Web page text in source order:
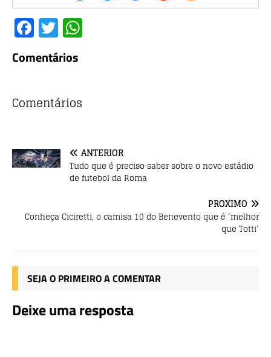
F
a
c
b
o
k
T
w
it
r
p
Comentários
Comentários
ANTERIOR
Tudo que é preciso saber sobre o novo estádio
de futebol da Roma
PRÓXIMO
Conheça Ciciretti, o camisa 10 do Benevento que é ‘melhor
que Totti’
SEJA O PRIMEIRO A COMENTAR
Deixe uma resposta